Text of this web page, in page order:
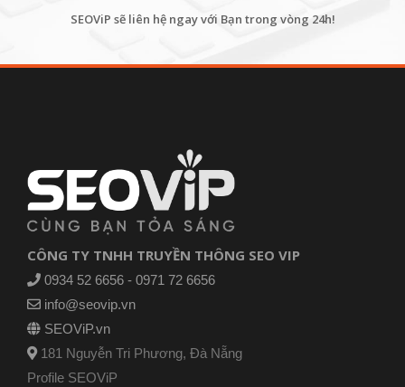
SEOViP sẽ liên hệ ngay với Bạn trong vòng 24h!
CÔNG TY TNHH TRUYỀN THÔNG SEO VIP
0934 52 6656 - 0971 72 6656
info@seovip.vn
SEOViP.vn
181 Nguyễn Tri Phương, Đà Nẵng
Profile SEOViP